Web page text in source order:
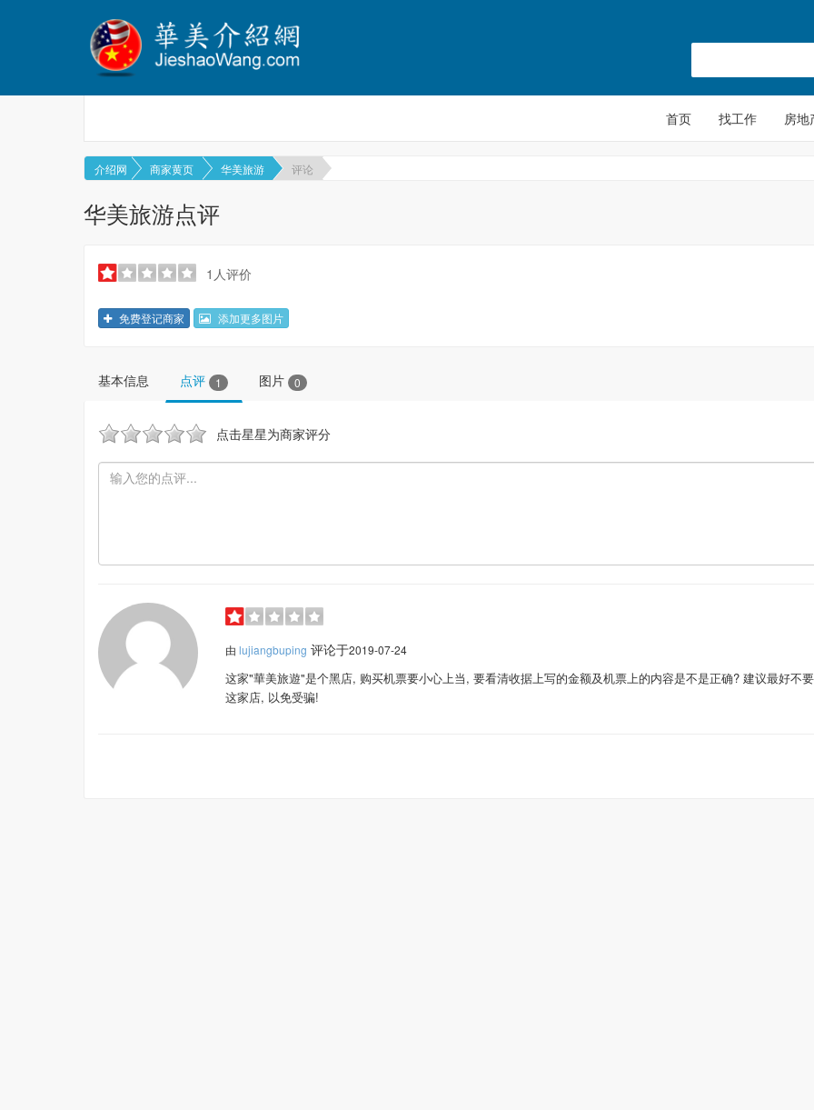
首页 找工作 房地
介绍网 商家黄页 华美旅游 评论
华美旅游点评
1人评价
免费登记商家 添加更多图片
基本信息 点评 1 图片 0
点击星星为商家评分
由 lujiangbuping 评论于2019-07-24
这家"華美旅遊"是个黑店, 购买机票要小心上当, 要看清收据上写的金额及机票上的内容是不是正确? 建议最好不
这家店, 以免受骗!